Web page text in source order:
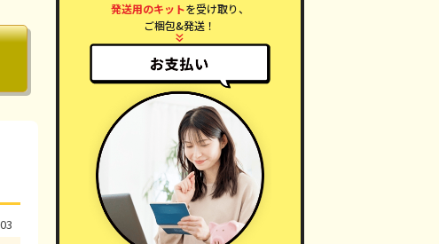
発送用のキットを受け取り、
ご梱包&発送！